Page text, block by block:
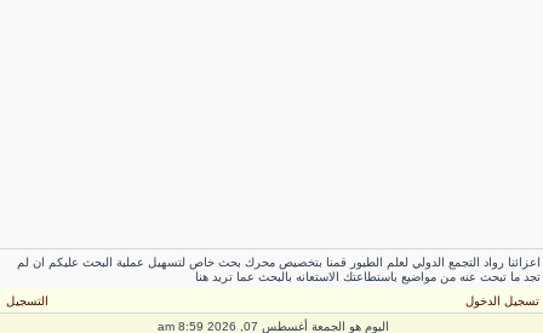
اعزائنا رواد التجمع الدولي لعلم الطيور قمنا بتخصيص محرك بحث خاص لتسهيل عملية البحث عليكم ان لم
تجد ما تبحث عنه من مواضيع باستطاعتك الاستعانه بالبحث عما تريد هنا
تسجيل الدخول
التسجيل
اليوم هو الجمعة أغسطس 07, 2026 8:59 am